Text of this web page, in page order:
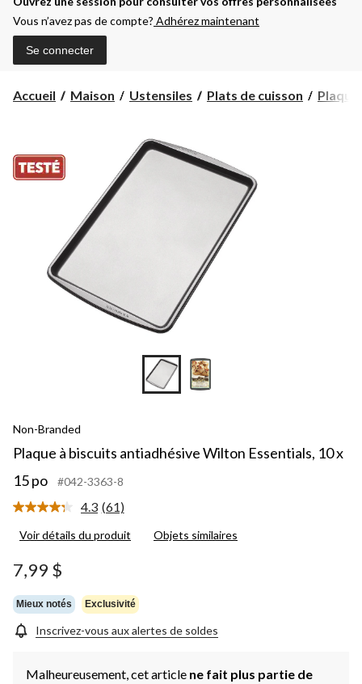
Vous n’avez pas de compte? Adhérez maintenant
Se connecter
Accueil Maison Ustensiles Plats de cuisson
Non-Branded
Plaque à biscuits antiadhésive Wilton Essentials, 10 x
15 po
#042-3363-8
4.3 Lire
61
même
page.
(61)
Voir détails du produit Objets similaires
7,99 $
Mieux notés Exclusivité
Inscrivez-vous aux alertes de soldes
Malheureusement, cet article ne fait plus partie de